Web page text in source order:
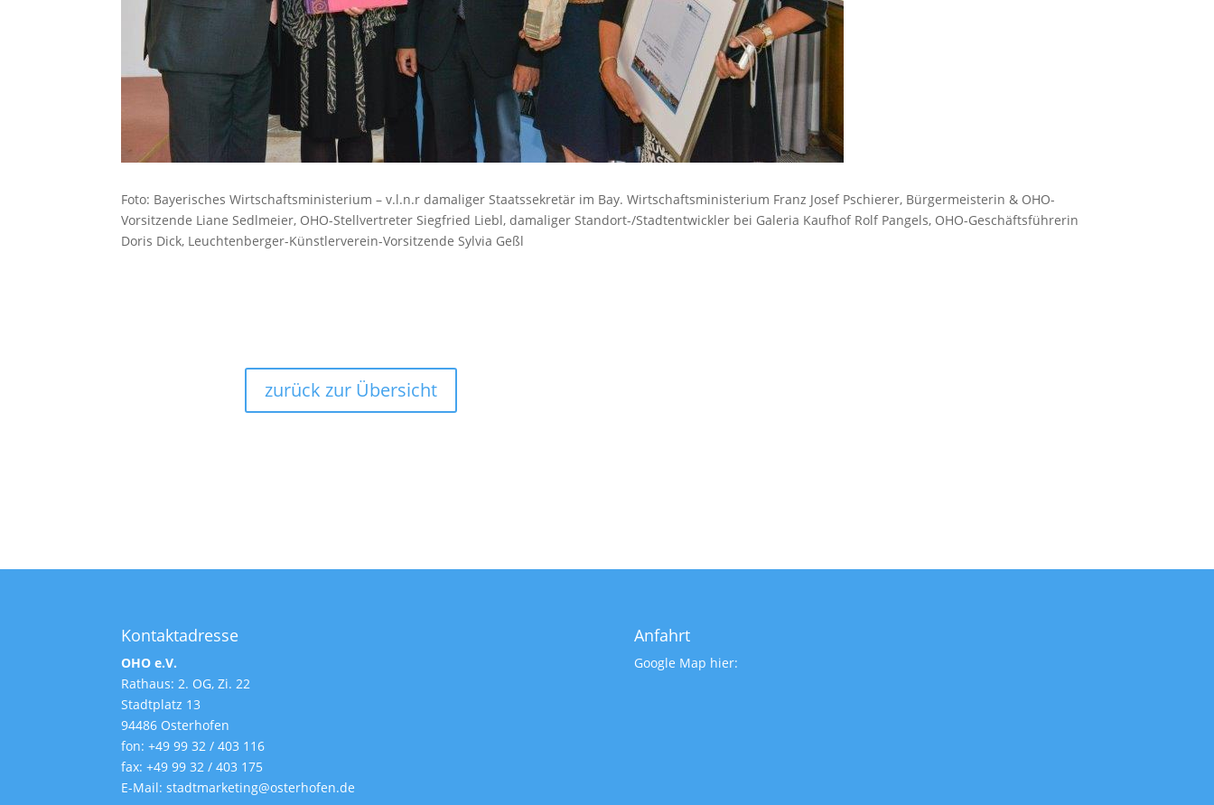
Foto: Bayerisches Wirtschaftsministerium – v.l.n.r damaliger Staatssekretär im Bay. Wirtschaftsministerium Franz Josef Pschierer, Bürgermeisterin & OHO-
Vorsitzende Liane Sedlmeier, OHO-Stellvertreter Siegfried Liebl, damaliger Standort-/Stadtentwickler bei Galeria Kaufhof Rolf Pangels, OHO-Geschäftsführerin
Doris Dick, Leuchtenberger-Künstlerverein-Vorsitzende Sylvia Geßl
zurück zur Übersicht
Kontaktadresse
OHO e.V.
Rathaus: 2. OG, Zi. 22
Stadtplatz 13
94486 Osterhofen
fon: +49 99 32 / 403 116
fax: +49 99 32 / 403 175
E-Mail: stadtmarketing@osterhofen.de
Anfahrt
Google Map hier: